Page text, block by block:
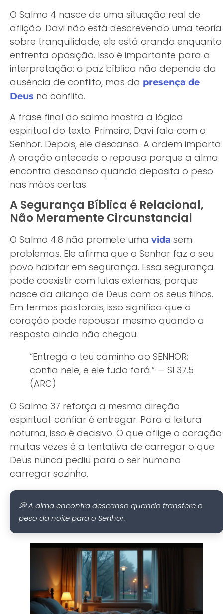
O Salmo 4 nasce de uma situação real de
aflição. Davi não está descrevendo uma teoria
sobre tranquilidade; ele está orando enquanto
enfrenta oposição. Isso é importante para a
interpretação: a paz bíblica não depende da
ausência de conflito, mas da presença de
Deus no conflito.
A frase final do salmo mostra a lógica
espiritual do texto. Primeiro, Davi fala com o
Senhor. Depois, ele descansa. A ordem importa.
A oração antecede o repouso porque a alma
encontra descanso quando deposita o peso
nas mãos certas.
A Segurança Bíblica é Relacional,
Não Meramente Circunstancial
O Salmo 4.8 não promete uma vida sem
problemas. Ele afirma que o Senhor faz o seu
povo habitar em segurança. Essa segurança
pode coexistir com lutas externas, porque
nasce da aliança de Deus com os seus filhos.
Em termos pastorais, isso significa que o
coração pode repousar mesmo quando a
resposta ainda não chegou.
“Entrega o teu caminho ao SENHOR;
confia nele, e ele tudo fará.” — Sl 37.5
(ARC)
O Salmo 37 reforça a mesma direção
espiritual: confiar é entregar. Para a leitura
noturna, isso é decisivo. O que aflige o coração
muitas vezes é a tentativa de carregar o que
Deus nunca pediu para o ser humano
carregar sozinho.
💭 A alma encontra descanso quando transfere o
peso da noite para o Senhor.